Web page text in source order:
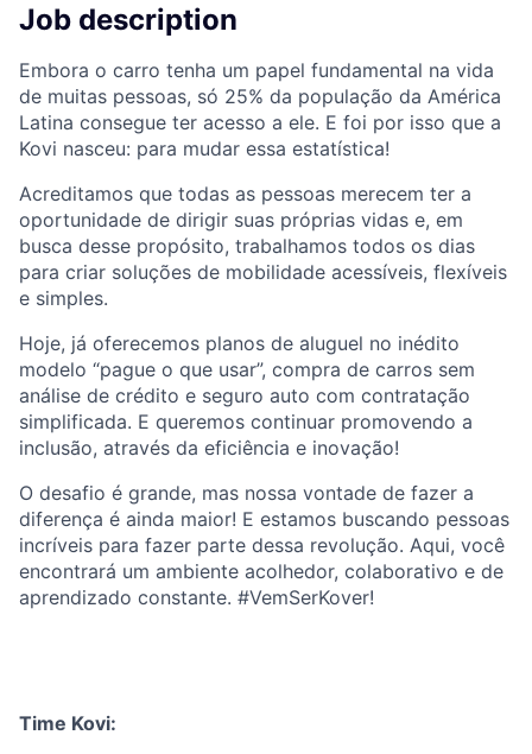
Job description
Embora o carro tenha um papel fundamental na vida
de muitas pessoas, só 25% da população da América
Latina consegue ter acesso a ele. E foi por isso que a
Kovi nasceu: para mudar essa estatística!
Acreditamos que todas as pessoas merecem ter a
oportunidade de dirigir suas próprias vidas e, em
busca desse propósito, trabalhamos todos os dias
para criar soluções de mobilidade acessíveis, flexíveis
e simples.
Hoje, já oferecemos planos de aluguel no inédito
modelo “pague o que usar”, compra de carros sem
análise de crédito e seguro auto com contratação
simplificada. E queremos continuar promovendo a
inclusão, através da eficiência e inovação!
O desafio é grande, mas nossa vontade de fazer a
diferença é ainda maior! E estamos buscando pessoas
incríveis para fazer parte dessa revolução. Aqui, você
encontrará um ambiente acolhedor, colaborativo e de
aprendizado constante. #VemSerKover!
Time Kovi: